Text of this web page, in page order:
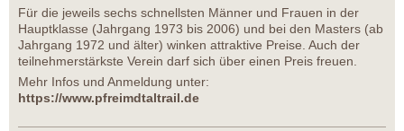
Für die jeweils sechs schnellsten Männer und Frauen in der
Hauptklasse (Jahrgang 1973 bis 2006) und bei den Masters (ab
Jahrgang 1972 und älter) winken attraktive Preise. Auch der
teilnehmerstärkste Verein darf sich über einen Preis freuen.
Mehr Infos und Anmeldung unter:
https://www.pfreimdtaltrail.de